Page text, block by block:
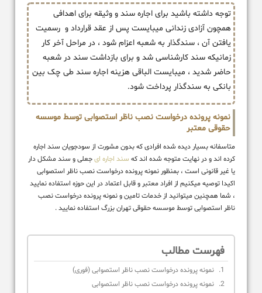
توجه داشته باشید برای اجاره سند و وثیقه برای اهدافی
همچون آزادی زندانی میبایست پس از عقد قرارداد و رسمیت
یافتن آن ، سندگذار به شعبه اعزام شود ، در مراحل آخر کار
زمانیکه سند کارشناسی شد و برای بازداشت سند در شعبه
حاضر شدید ، میبایست الباقی هزینه اجاره سند طی چک بین
بانکی به سندگذار پرداخت شود.
نمونه پرونده درخواست نصب ناظر استصوابی توسط موسسه
حقوقی معتبر
متاسفانه بسیار دیده شده افرادی که بدون مشورت از سودجویان سند اجاره
کرده اند و در نهایت متوجه شده اند که سند اجاره ایجعلی و سند مشکل دار
یا غیر قانونی است ، بمنظور نمونه پرونده درخواست نصب ناظر استصوابی
اکیدا توصیه میکنیم از افراد معتبر و قابل اعتماد در این حوزه استفاده نمایید
، شما همچنین میتوانید از خدمات تامین و نمونه پرونده درخواست نصب
ناظر استصوابی توسط موسسه حقوقی تهران بزرگ استفاده نمایید .
فهرست مطالب
نمونه پرونده درخواست نصب ناظر استصوابی (فوری)
نمونه پرونده درخواست نصب ناظر استصوابی